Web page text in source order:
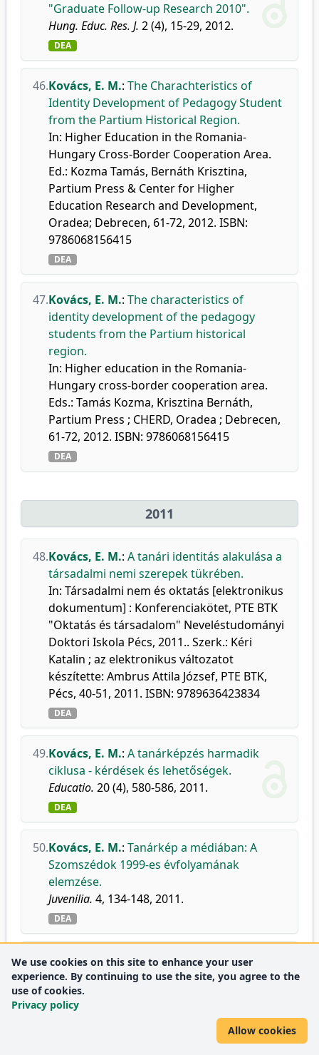
"Graduate Follow-up Research 2010".
Hung. Educ. Res. J. 2 (4), 15-29, 2012.
DEA
46.Kovács, E. M.: The Charachteristics of
Identity Development of Pedagogy Student
from the Partium Historical Region.
In: Higher Education in the Romania-
Hungary Cross-Border Cooperation Area.
Ed.: Kozma Tamás, Bernáth Krisztina,
Partium Press & Center for Higher
Education Research and Development,
Oradea; Debrecen, 61-72, 2012. ISBN:
9786068156415
DEA
47.Kovács, E. M.: The characteristics of
identity development of the pedagogy
students from the Partium historical
region.
In: Higher education in the Romania-
Hungary cross-border cooperation area.
Eds.: Tamás Kozma, Krisztina Bernáth,
Partium Press ; CHERD, Oradea ; Debrecen,
61-72, 2012. ISBN: 9786068156415
DEA
2011
48.Kovács, E. M.: A tanári identitás alakulása a
társadalmi nemi szerepek tükrében.
In: Társadalmi nem és oktatás [elektronikus
dokumentum] : Konferenciakötet, PTE BTK
"Oktatás és társadalom" Neveléstudományi
Doktori Iskola Pécs, 2011.. Szerk.: Kéri
Katalin ; az elektronikus változatot
készítette: Ambrus Attila József, PTE BTK,
Pécs, 40-51, 2011. ISBN: 9789636423834
DEA
49.Kovács, E. M.: A tanárképzés harmadik
ciklusa - kérdések és lehetőségek.
Educatio. 20 (4), 580-586, 2011.
DEA
50.Kovács, E. M.: Tanárkép a médiában: A
Szomszédok 1999-es évfolyamának
elemzése.
Juvenilia. 4, 134-148, 2011.
DEA
51.Tóth, Z.,Pusztai, G.,Chrappán, M.,Kovács,
E. M.:Tudomány a végeken - a tantárgy-
pedagógia.
Mediárium.
We use cookies on this site to enhance your user
experience. By continuing to use the site, you agree to the
use of cookies.
Privacy policy
Allow cookies